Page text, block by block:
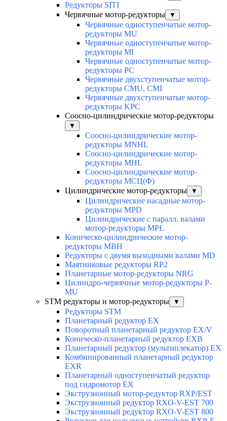
Редукторы SITI
Червячные мотор-редукторы
▼
Червячные одноступенчатые мотор-
редукторы MU
Червячные одноступенчатые мотор-
редукторы MI
Червячные одноступенчатые мотор-
редукторы PC
Червячные двухступенчатые мотор-
редукторы CMU, CMI
Червячные двухступенчатые мотор-
редукторы KPC
Соосно-цилиндрические мотор-редукторы
▼
Соосно-цилиндрические мотор-
редукторы MNHL
Соосно-цилиндрические мотор-
редукторы MHL
Соосно-цилиндрические мотор-
редукторы МСЦ(Ф)
Цилиндрические мотор-редукторы
▼
Цилиндрические насадные мотор-
редукторы MPD
Цилиндрические с паралл. валами
мотор-редукторы MPL
Коническо-цилиндрические мотор-
редукторы MBH
Редукторы с двумя выходными валами MD
Маятниковые редукторы RP2
Планетарные мотор-редукторы NRG
Цилиндро-червячные мотор-редукторы P-
MU
STM редукторы и мотор-редукторы
▼
Редукторы STM
Планетарный редуктор ЕХ
Поворотный планетарный редуктор EX/V
Коническо-планетарный редуктор ЕХВ
Планетарный редуктор (мультиплекатор) ЕХ
Комбинированный планетарный редуктор
ЕХR
Планетарный одноступенчатый редуктор
под гидромотор ЕХ
Экструзионный мотор-редуктор RXP/EST
Экструзионный редуктор RXO-V-EST 700
Экструзионный редуктор RXO-V-EST 800